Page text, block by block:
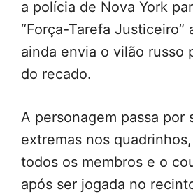
a polícia de Nova York
“Força-Tarefa Justiceiro”
ainda envia o vilão russo
do recado.
A personagem passa por
extremas nos
todos os membros e o
após ser jogada no